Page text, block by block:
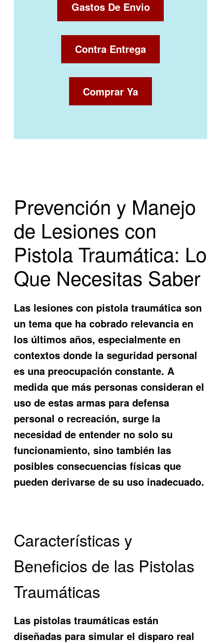
Gastos De Envio
Contra Entrega
Comprar Ya
Prevención y Manejo
de Lesiones con
Pistola Traumática: Lo
Que Necesitas Saber
Las lesiones con pistola traumática son
un tema que ha cobrado relevancia en
los últimos años, especialmente en
contextos donde la seguridad personal
es una preocupación constante. A
medida que más personas consideran el
uso de estas armas para defensa
personal o recreación, surge la
necesidad de entender no solo su
funcionamiento, sino también las
posibles consecuencias físicas que
pueden derivarse de su uso inadecuado.
Características y
Beneficios de las Pistolas
Traumáticas
Las pistolas traumáticas están
diseñadas para simular el disparo real